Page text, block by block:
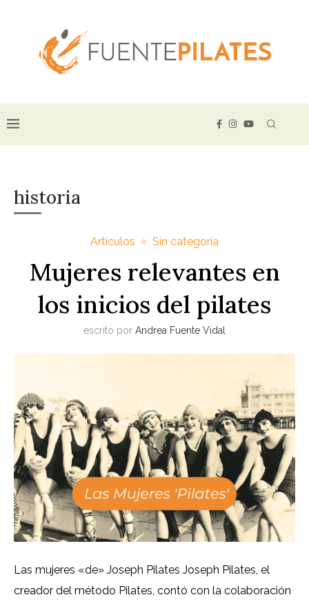
historia
Artículos Sin categoría
Mujeres relevantes en
los inicios del pilates
escrito por Andrea Fuente Vidal
Las mujeres «de» Joseph Pilates Joseph Pilates, el
creador del método Pilates, contó con la colaboración